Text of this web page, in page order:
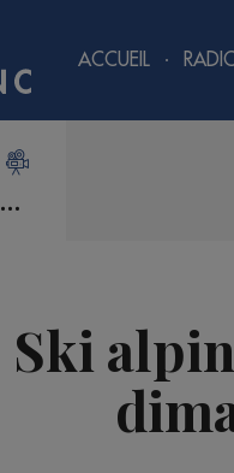
ACCUEIL
La Terrasse Radio Mont Blanc
Ski